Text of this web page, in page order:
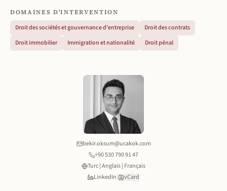
DOMAINES D'INTERVENTION
Droit des sociétés et gouvernance d'entreprise
Droit des contrats
Droit immobilier
Immigration et nationalité Droit pénal
bekir.oksum@ucakok.com
+90 530 790 91 47
Turc | Anglais | Français
LinkedIn| vCard